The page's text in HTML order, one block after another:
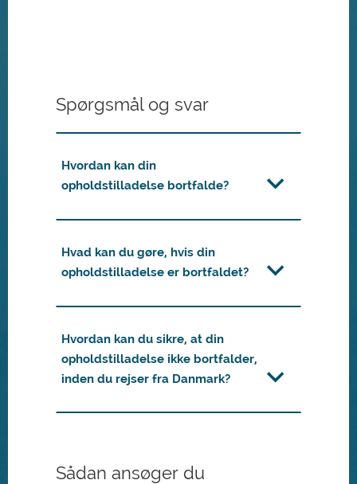
Spørgsmål og svar
Hvordan kan din
opholdstilladelse bortfalde?
Hvad kan du gøre, hvis din
opholdstilladelse er bortfaldet?
Hvordan kan du sikre, at din
opholdstilladelse ikke bortfalder,
inden du rejser fra Danmark?
Sådan ansøger du